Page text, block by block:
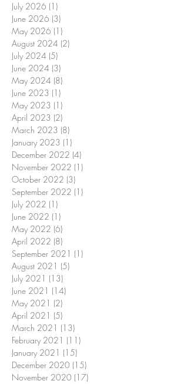
July 2026 (1)
June 2026 (3)
May 2026 (1)
August 2024 (2)
July 2024 (5)
June 2024 (3)
May 2024 (8)
June 2023 (1)
May 2023 (1)
April 2023 (2)
March 2023 (8)
January 2023 (1)
December 2022 (4)
November 2022 (1)
October 2022 (3)
September 2022 (1)
July 2022 (1)
June 2022 (1)
May 2022 (6)
April 2022 (8)
September 2021 (1)
August 2021 (5)
July 2021 (13)
June 2021 (14)
May 2021 (2)
April 2021 (5)
March 2021 (13)
February 2021 (11)
January 2021 (15)
December 2020 (15)
November 2020 (17)